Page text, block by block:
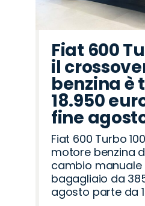
Fiat 600
il
benzina è
18.950
fine
Fiat 600 Turbo
motore benzina
cambio manuale
bagagliaio da
agosto parte da